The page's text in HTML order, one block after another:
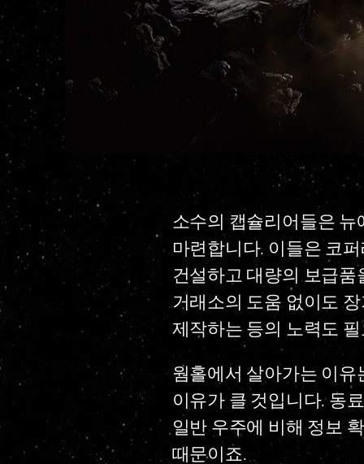
소수의 캡슐리어들은 뉴
마련합니다. 이들은 코
건설하고 대량의 보급
거래소의 도움 없이도
제작하는 등의 노력도
웜홀에서 살아가는 이
이유가 클 것입니다. 동
일반 우주에 비해 정보
때문이죠.